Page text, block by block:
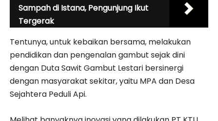
Sampah di Istana, Pengunjung Ikut
Tergerak
Tentunya, untuk kebaikan bersama, melakukan
pendidikan dan pengenalan gambut sejak dini
dengan Duta Sawit Gambut Lestari bersinergi
dengan masyarakat sekitar, yaitu MPA dan Desa
Sejahtera Peduli Api.